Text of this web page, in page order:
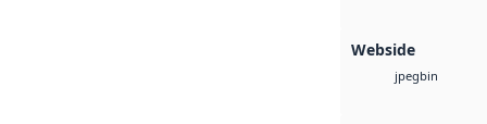
Webside
jpegbin